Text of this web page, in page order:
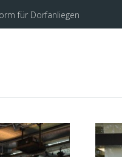
Unterinntal